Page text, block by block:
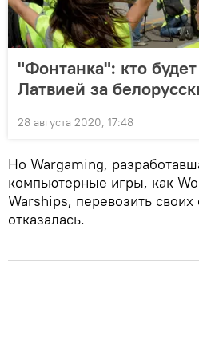
"Фонтанка": кто
Латвией за
28 августа 2020, 17:48
Но Wargaming,
компьютерные игры, как
Warships, перевозить своих
отказалась.